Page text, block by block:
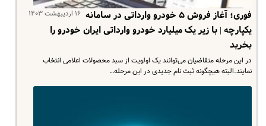
۱۶ اردیبهشت ۱۴۰۳ فوری؛ آغاز فروش ۵ خودرو وارداتی در سامانه
یکپارچه | با زیر یک میلیارد خودرو وارداتی ایران خودرو را
بخرید
در این مرحله متقاضیان می‌توانند یک اولویت از سبد محصولات اعلامی انتخاب
نمایند.البته هیچگونه ثبت نام جدیدی در این مرحله…